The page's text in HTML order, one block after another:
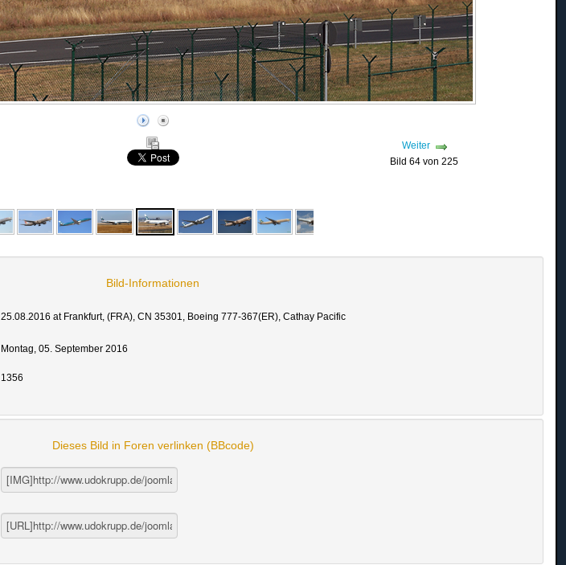
Weiter
Bild 64 von 225
Bild-Informationen
25.08.2016 at Frankfurt, (FRA), CN 35301, Boeing 777-367(ER), Cathay Pacific
Montag, 05. September 2016
1356
Dieses Bild in Foren verlinken (BBcode)